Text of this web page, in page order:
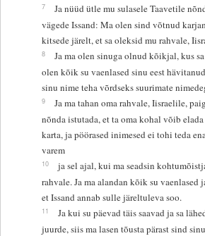
7
Ja nüüd ütle mu sulasele Taavetile
vägede Issand: Ma olen sind võtnud
kitsede järelt, et sa oleksid mu rahvale,
8
Ja ma olen sinuga olnud kõikjal, kus
olen kõik su vaenlased sinu eest
sinu nime teha võrdseks suurimate
9
Ja ma tahan oma rahvale, Iisraelile,
nõnda istutada, et ta oma kohal võib
karta, ja pöörased inimesed ei tohi teda
varem
10
ja sel ajal, kui ma seadsin
rahvale. Ja ma alandan kõik su vaenlased
et Issand annab sulle järeltuleva soo.
11
Ja kui su päevad täis saavad ja sa
juurde, siis ma lasen tõusta pärast sind